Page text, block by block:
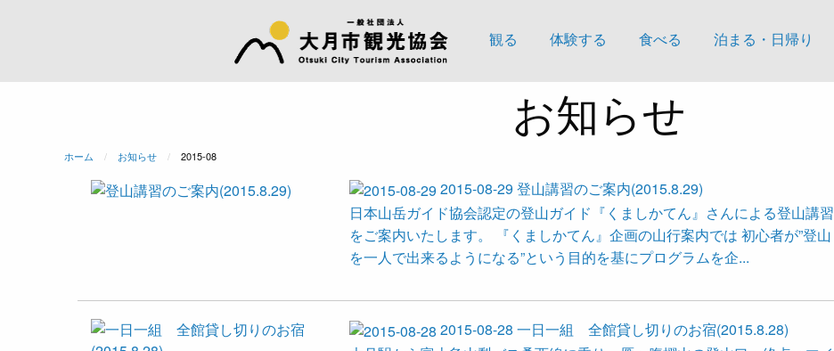
観る 体験する 食べる 泊まる・日帰り
お知らせ
ホーム お知らせ 現在のページ:
2015-08
2015-08-29 登山講習のご案内(2015.8.29)
日本山岳ガイド協会認定の登山ガイド『くましかてん』さんによる登山講習
をご案内いたします。 『くましかてん』企画の山行案内では 初心者が”登山
を一人で出来るようになる”という目的を基にプログラムを企...
2015-08-28 一日一組 全館貸し切りのお宿(2015.8.28)